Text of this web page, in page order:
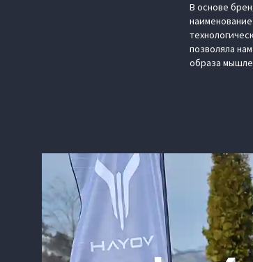
В основе
позволяла
образа